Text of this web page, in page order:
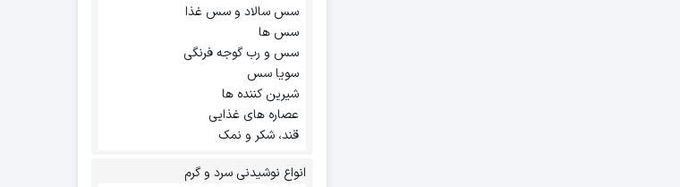
سس سالاد و سس غذا
سس ها
سس و رب گوجه فرنگی
سویا سس
شیرین کننده ها
عصاره های غذایی
قند، شکر و نمک
انواع نوشیدنی سرد و گرم